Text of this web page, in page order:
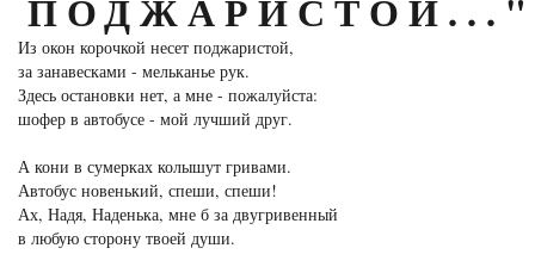
ПОДЖАРИСТОЙ..."
Из окон корочкой несет поджаристой,
за занавесками - мельканье рук.
Здесь остановки нет, а мне - пожалуйста:
шофер в автобусе - мой лучший друг.
А кони в сумерках колышут гривами.
Автобус новенький, спеши, спеши!
Ах, Надя, Наденька, мне б за двугривенный
в любую сторону твоей души.